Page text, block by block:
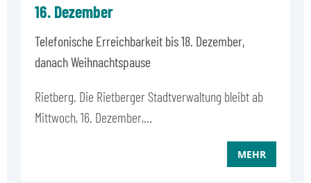
16. Dezember
Telefonische Erreichbarkeit bis 18. Dezember,
danach Weihnachtspause
Rietberg. Die Rietberger Stadtverwaltung bleibt ab
Mittwoch, 16. Dezember,…
MEHR